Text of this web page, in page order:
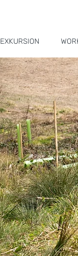
EXKURSION